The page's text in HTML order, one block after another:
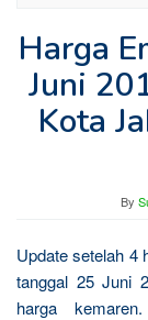
Harga
Juni
Kota
By
Update setelah 4
tanggal 25 Juni
harga